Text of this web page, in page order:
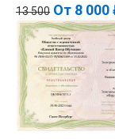
13 500 От 8 000